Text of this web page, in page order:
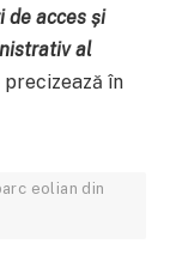
de acces și
al
precizează în
eolian din